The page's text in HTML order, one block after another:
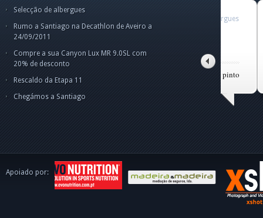
Selecção de albergues
Rumo a Santiago na Decathlon de Aveiro a
24/09/2011
Compre a sua Canyon Lux MR 9.0SL com
20% de desconto
Rescaldo da Etapa 11
Chegámos a Santiago
Amigo Norberto,fiquei
tito alves pinto
Caro Tito, Terei todo
norberto
para mim
apesar da vossa
Apoiado por: